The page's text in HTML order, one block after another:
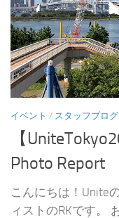
イベント / スタッフブログ
【
Photo Report
こんにちは！Unite
ィストのRKです。